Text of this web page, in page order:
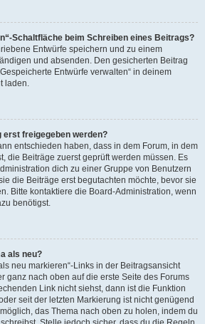
Schaltfläche beim Schreiben eines Beitrags?
Entwürfe speichern und zu einem
und absenden. Den gesicherten Beitrag
Entwürfe verwalten“ in deinem
laden.
freigegeben werden?
entschieden haben, dass in dem Forum, in dem
die Beiträge zuerst geprüft werden müssen. Es
dich zu einer Gruppe von Benutzern
die Beiträge erst begutachten möchte, bevor sie
Bitte kontaktiere die Board-Administration, wenn
benötigst.
als neu?
neu markieren“-Links in der Beitragsansicht
ganz nach oben auf die erste Seite des Forums
Link nicht siehst, dann ist die Funktion
seit der letzten Markierung ist nicht genügend
das Thema nach oben zu holen, indem du